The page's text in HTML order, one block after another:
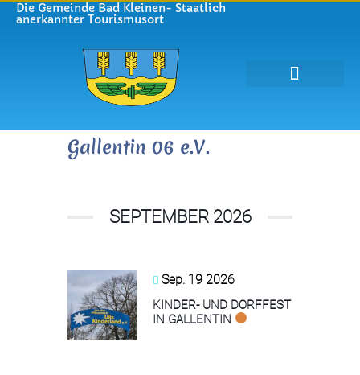
Die Gemeinde Bad Kleinen- Staatlich
anerkannter Tourismusort
Gallentin 06 e.V.
SEPTEMBER 2026
Sep. 19 2026
KINDER- UND DORFFEST
IN GALLENTIN